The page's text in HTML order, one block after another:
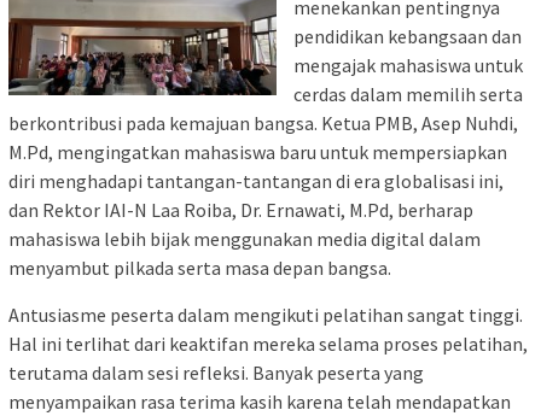
menekankan pentingnya
pendidikan kebangsaan dan
mengajak mahasiswa untuk
cerdas dalam memilih serta
berkontribusi pada kemajuan bangsa. Ketua PMB, Asep Nuhdi,
M.Pd, mengingatkan mahasiswa baru untuk mempersiapkan
diri menghadapi tantangan-tantangan di era globalisasi ini,
dan Rektor IAI-N Laa Roiba, Dr. Ernawati, M.Pd, berharap
mahasiswa lebih bijak menggunakan media digital dalam
menyambut pilkada serta masa depan bangsa.
Antusiasme peserta dalam mengikuti pelatihan sangat tinggi.
Hal ini terlihat dari keaktifan mereka selama proses pelatihan,
terutama dalam sesi refleksi. Banyak peserta yang
menyampaikan rasa terima kasih karena telah mendapatkan